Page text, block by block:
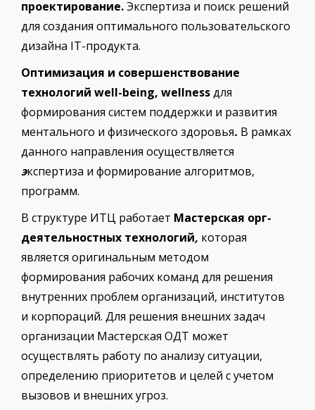
проектирование.Экспертиза и поиск решений
для создания оптимального пользовательского
дизайна IT-продукта.
Оптимизация и совершенствование
технологий well-being, wellnessдля
формирования систем поддержки и развития
ментального и физического здоровья. В рамках
данного направления осуществляется
экспертиза и формирование алгоритмов,
программ.
В структуре ИТЦ работает Мастерская орг-
деятельностных технологий, которая
является оригинальным методом
формирования рабочих команд для решения
внутренних проблем организаций, институтов
и корпораций. Для решения внешних задач
организации Мастерская ОДТ может
осуществлять работу по анализу ситуации,
определению приоритетов и целей с учетом
вызовов и внешних угроз.